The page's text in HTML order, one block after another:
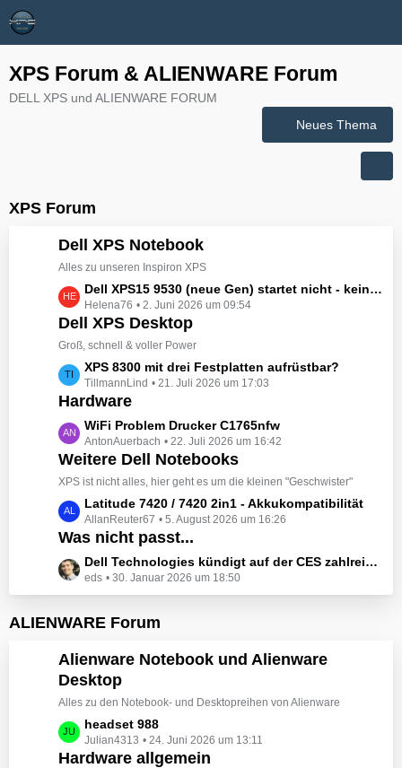
XPS Forum & ALIENWARE Forum
DELL XPS und ALIENWARE FORUM
Neues Thema
XPS Forum
Dell XPS Notebook
Alles zu unseren Inspiron XPS
L
e
t
z
e
B
i
r
ä
g
e
Dell XPS15 9530 (neue Gen) startet nicht - kein booten, kein Licht - nichts tut sich - hat jemand eine Idee wie man ihn zum Leben erwecken könnte?
Helena76 2. Juni 2026 um 09:54
Dell XPS Desktop
Groß, schnell & voller Power
L
e
t
z
t
e
B
i
r
ä
g
XPS 8300 mit drei Festplatten aufrüstbar?
TillmannLind 21. Juli 2026 um 17:03
Hardware
L
e
t
z
e
B
i
ä
e
WiFi Problem Drucker C1765nfw
AntonAuerbach 22. Juli 2026 um 16:42
Weitere Dell Notebooks
XPS ist nicht alles, hier geht es um die kleinen "Geschwister"
L
e
t
z
t
e
e
t
r
ä
g
e
Latitude 7420 / 7420 2in1 - Akkukompatibilität
AllanReuter67 5. August 2026 um 16:26
Was nicht passt...
L
e
t
z
e
B
e
i
t
r
ä
Dell Technologies kündigt auf der CES zahlreiche Alienware-Neuheiten an
eds 30. Januar 2026 um 18:50
ALIENWARE Forum
Alienware Notebook und Alienware
Desktop
Alles zu den Notebook- und Desktopreihen von Alienware
L
e
t
headset 988
Julian4313 24. Juni 2026 um 13:11
Hardware allgemein